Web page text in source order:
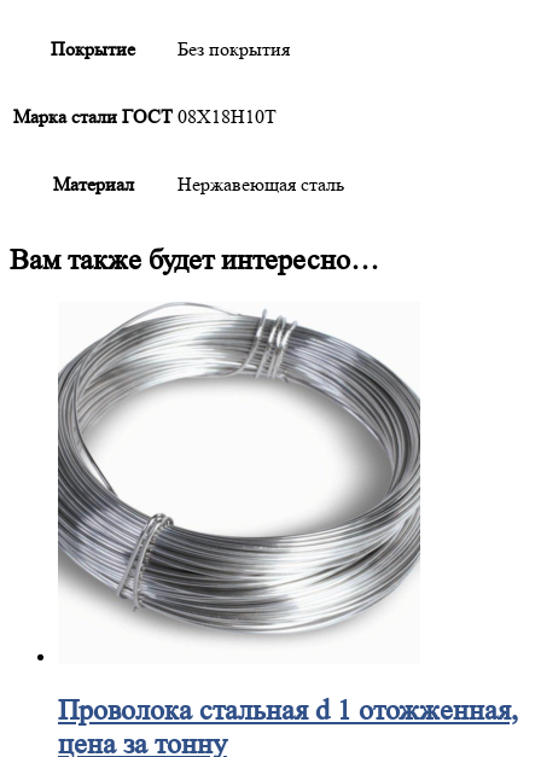
Покрытие Без покрытия
Марка стали ГОСТ 08Х18Н10Т
Материал Нержавеющая сталь
Вам также будет интересно…
Проволокастальная d 1 отожженная,
цена за тонну